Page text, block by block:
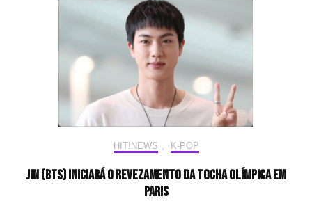
HIT!NEWS , K-POP
Jin (BTS) iniciará o revezamento da tocha olímpica em
Paris